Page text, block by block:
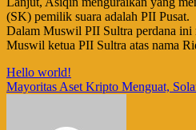
(SK) pemilik suara adalah PII Pusat.
Dalam Muswil PII Sultra perdana ini
Muswil ketua PII Sultra atas nama
Navigasi
pos
Hello world!
Mayoritas Aset Kripto Menguat,